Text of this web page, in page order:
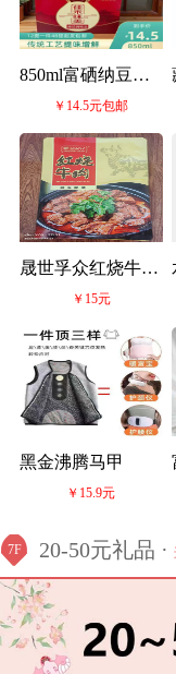
850ml富硒纳豆红
曲酱油醋料酒礼盒
￥14.5元包邮
晟世孚众红烧牛肉
￥15元
黑金沸腾马甲
￥15.9元
7F 20-50元礼品 ·